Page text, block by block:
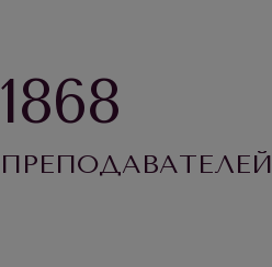
1868
ПРЕПОДАВАТЕЛЕЙ